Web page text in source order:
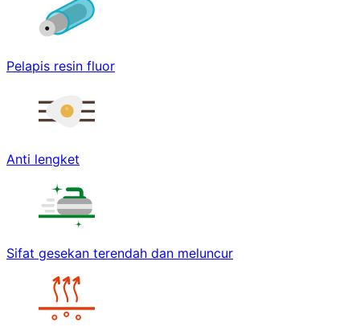
Pelapis resin fluor
Anti lengket
Sifat gesekan terendah dan meluncur